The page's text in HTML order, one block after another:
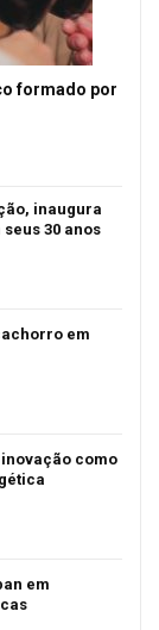
formado por
inaugura
30 anos
em
como
em